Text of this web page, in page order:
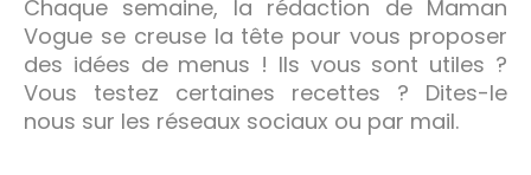
Chaque semaine, la rédaction de Maman
Vogue se creuse la tête pour vous proposer
des idées de menus ! Ils vous sont utiles ?
Vous testez certaines recettes ? Dites-le
nous sur les réseaux sociaux ou par mail.